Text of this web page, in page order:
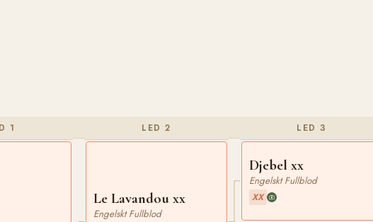
1 LED 2
Le Lavandou xx
Engelskt Fullblod
LED 3
Djebel xx
Engelskt Fullblod
XX